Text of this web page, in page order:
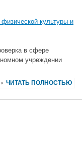
культуры и
в сфере
учреждении
ЧИТАТЬ ПОЛНОСТЬЮ